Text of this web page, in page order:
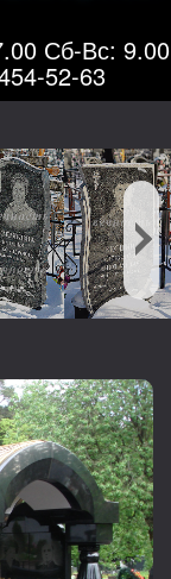
Сб-Вс: 9.00
52-63